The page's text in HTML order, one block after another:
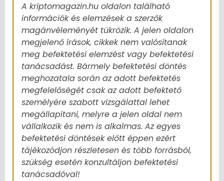
A kriptomagazin.hu oldalon található
információk és elemzések a szerzők
magánvéleményét tükrözik. A jelen oldalon
megjelenő írások, cikkek nem valósítanak
meg befektetési elemzést vagy befektetési
tanácsadást. Bármely befektetési döntés
meghozatala során az adott befektetés
megfelelőségét csak az adott befektető
személyére szabott vizsgálattal lehet
megállapítani, melyre a jelen oldal nem
vállalkozik és nem is alkalmas. Az egyes
befektetési döntések előtt éppen ezért
tájékozódjon részletesen és több forrásból,
szükség esetén konzultáljon befektetési
tanácsadóval!